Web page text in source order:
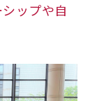
ップや自